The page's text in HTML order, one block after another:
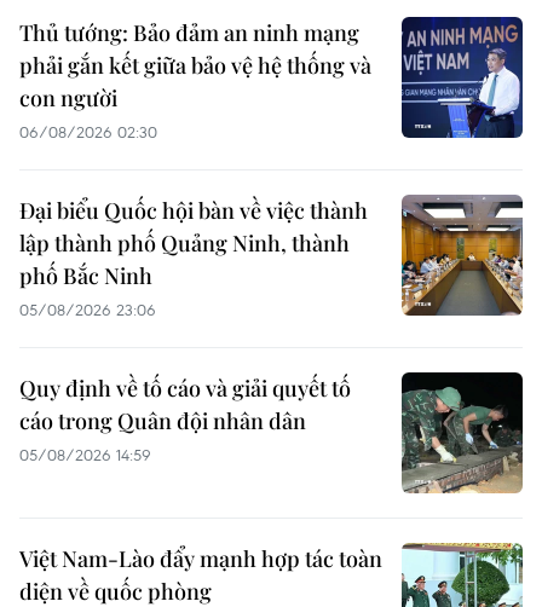
Thủ tướng: Bảo đảm an ninh mạng
phải gắn kết giữa bảo vệ hệ thống và
con người
06/08/2026 02:30
Đại biểu Quốc hội bàn về việc thành
lập thành phố Quảng Ninh, thành
phố Bắc Ninh
05/08/2026 23:06
Quy định về tố cáo và giải quyết tố
cáo trong Quân đội nhân dân
05/08/2026 14:59
Việt Nam-Lào đẩy mạnh hợp tác toàn
diện về quốc phòng